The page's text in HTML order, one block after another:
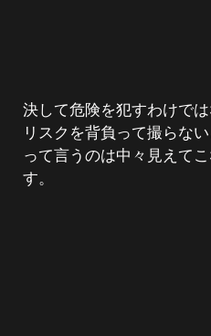
決して危険を犯すわけで
リスクを背負って撮らな
って言うのは中々見えて
す。